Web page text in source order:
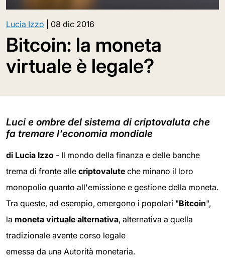
Lucia Izzo 08 dic 2016
Bitcoin: la moneta
virtuale è legale?
Luci e ombre del sistema di criptovaluta che
fa tremare l'economia mondiale
di Lucia Izzo - Il mondo della finanza e delle banche
trema di fronte alle criptovalute che minano il loro
monopolio quanto all'emissione e gestione della moneta.
Tra queste, ad esempio, emergono i popolari "Bitcoin",
la moneta virtuale alternativa, alternativa a quella
tradizionale avente corso legale
emessa da una Autorità monetaria.